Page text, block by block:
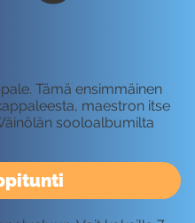
Tämä ensimmäinen
maestron itse
sooloalbumilta